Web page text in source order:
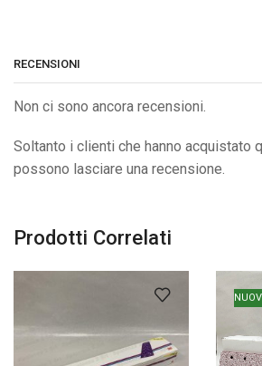
RECENSIONI
Non ci sono ancora recensioni.
Soltanto i clienti che hanno acquistato
possono lasciare una recensione.
Prodotti Correlati